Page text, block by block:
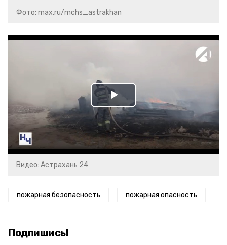
Фото: max.ru/mchs_astrakhan
Play
Video
Видео: Астрахань 24
пожарная безопасность пожарная опасность
Подпишись!